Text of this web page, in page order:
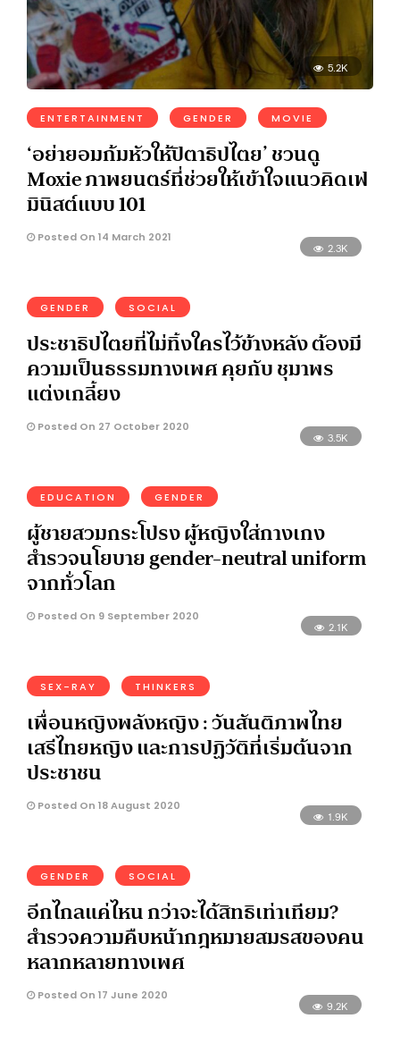
5.2K
ENTERTAINMENT GENDER MOVIE
‘อย่ายอมก้มหัวให้ปิตาธิปไตย’ ชวนดู
Moxie ภาพยนตร์ที่ช่วยให้เข้าใจแนวคิดเฟ
มินิสต์แบบ 101
Posted On 14 March 2021
2.3K
GENDER SOCIAL
ประชาธิปไตยที่ไม่ทิ้งใครไว้ข้างหลัง ต้องมี
ความเป็นธรรมทางเพศ คุยกับ ชุมาพร
แต่งเกลี้ยง
Posted On 27 October 2020
3.5K
EDUCATION GENDER
ผู้ชายสวมกระโปรง ผู้หญิงใส่กางเกง
สำรวจนโยบาย gender-neutral uniform
จากทั่วโลก
Posted On 9 September 2020
2.1K
SEX-RAY THINKERS
เพื่อนหญิงพลังหญิง : วันสันติภาพไทย
เสรีไทยหญิง และการปฏิวัติที่เริ่มต้นจาก
ประชาชน
Posted On 18 August 2020
1.9K
GENDER SOCIAL
อีกไกลแค่ไหน กว่าจะได้สิทธิเท่าเทียม?
สำรวจความคืบหน้ากฎหมายสมรสของคน
หลากหลายทางเพศ
Posted On 17 June 2020
9.2K